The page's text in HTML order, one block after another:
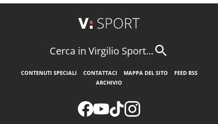
Cerca in Virgilio Sport...
CONTENUTI SPECIALI CONTATTACI MAPPA DEL SITO
FEED RSS
ARCHIVIO